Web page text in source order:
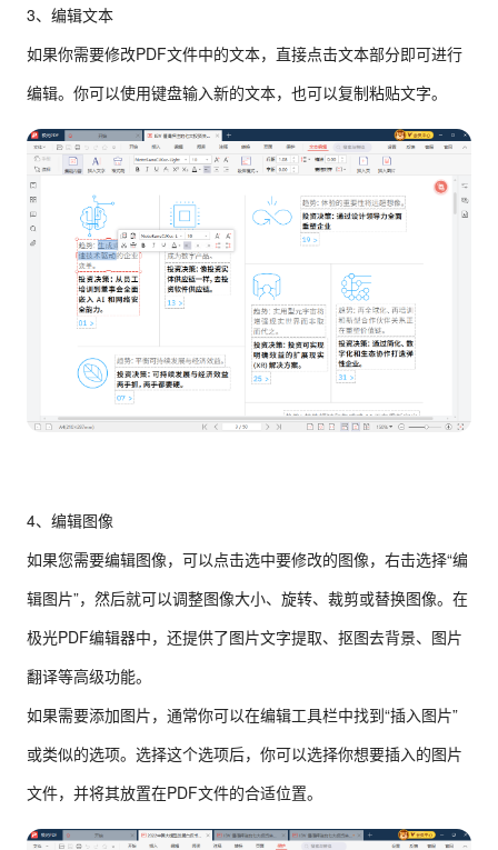
3、编辑文本
如果你需要修改PDF文件中的文本，直接点击文本部分即可进行
编辑。你可以使用键盘输入新的文本，也可以复制粘贴文字。
4、编辑图像
如果您需要编辑图像，可以点击选中要修改的图像，右击选择“编
辑图片”，然后就可以调整图像大小、旋转、裁剪或替换图像。在
极光PDF编辑器中，还提供了图片文字提取、抠图去背景、图片
翻译等高级功能。
如果需要添加图片，通常你可以在编辑工具栏中找到“插入图片”
或类似的选项。选择这个选项后，你可以选择你想要插入的图片
文件，并将其放置在PDF文件的合适位置。